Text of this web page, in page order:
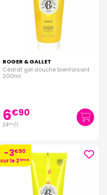
ROGER & GALLET
Cédrat gel douche bienfaisant
200ml
6€90
34€50/l.
-3€90
sur le 2ème